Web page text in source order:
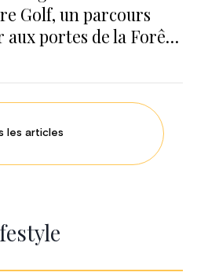
Golf, un parcours
aux portes de la Forêt
les articles